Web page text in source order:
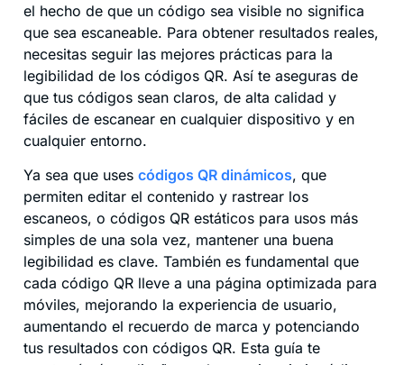
el hecho de que un código sea visible no significa
que sea escaneable. Para obtener resultados reales,
necesitas seguir las mejores prácticas para la
legibilidad de los códigos QR. Así te aseguras de
que tus códigos sean claros, de alta calidad y
fáciles de escanear en cualquier dispositivo y en
cualquier entorno.
Ya sea que uses códigos QR dinámicos, que
permiten editar el contenido y rastrear los
escaneos, o códigos QR estáticos para usos más
simples de una sola vez, mantener una buena
legibilidad es clave. También es fundamental que
cada código QR lleve a una página optimizada para
móviles, mejorando la experiencia de usuario,
aumentando el recuerdo de marca y potenciando
tus resultados con códigos QR. Esta guía te